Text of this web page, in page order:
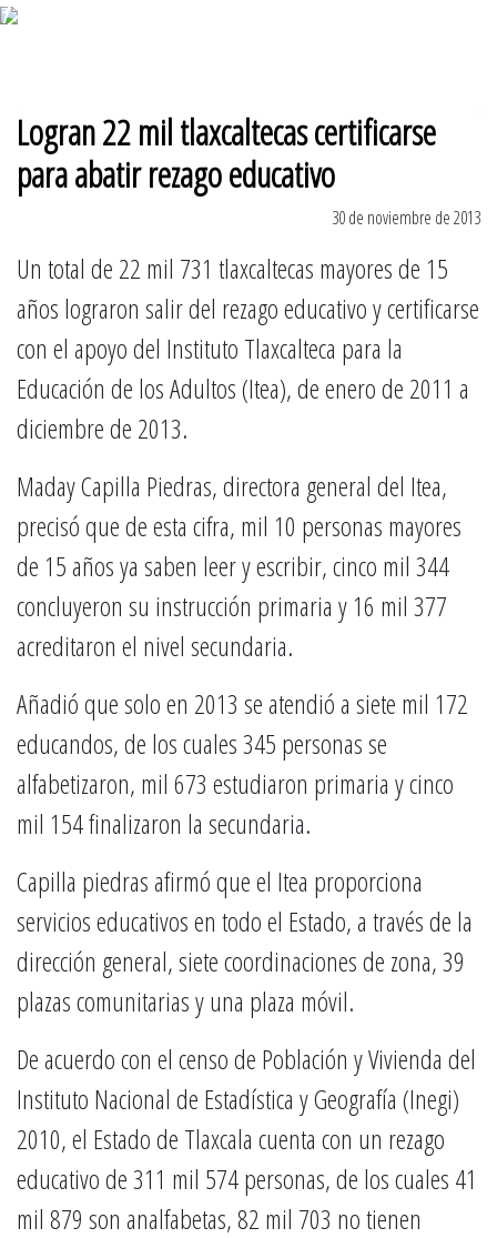
7 de agosto 2026
Logran 22 mil tlaxcaltecas certificarse
para abatir rezago educativo
30 de noviembre de 2013
Un total de 22 mil 731 tlaxcaltecas mayores de 15
años lograron salir del rezago educativo y certificarse
con el apoyo del Instituto Tlaxcalteca para la
Educación de los Adultos (Itea), de enero de 2011 a
diciembre de 2013.
Maday Capilla Piedras, directora general del Itea,
precisó que de esta cifra, mil 10 personas mayores
de 15 años ya saben leer y escribir, cinco mil 344
concluyeron su instrucción primaria y 16 mil 377
acreditaron el nivel secundaria.
Añadió que solo en 2013 se atendió a siete mil 172
educandos, de los cuales 345 personas se
alfabetizaron, mil 673 estudiaron primaria y cinco
mil 154 finalizaron la secundaria.
Capilla piedras afirmó que el Itea proporciona
servicios educativos en todo el Estado, a través de la
dirección general, siete coordinaciones de zona, 39
plazas comunitarias y una plaza móvil.
De acuerdo con el censo de Población y Vivienda del
Instituto Nacional de Estadística y Geografía (Inegi)
2010, el Estado de Tlaxcala cuenta con un rezago
educativo de 311 mil 574 personas, de los cuales 41
mil 879 son analfabetas, 82 mil 703 no tienen